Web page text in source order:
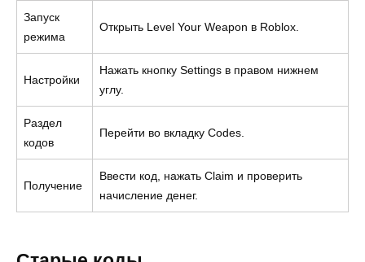
Запуск
режима
Открыть Level Your Weapon в Roblox.
Настройки
Нажать кнопку Settings в правом нижнем
углу.
Раздел
кодов
Перейти во вкладку Codes.
Получение
Ввести код, нажать Claim и проверить
начисление денег.